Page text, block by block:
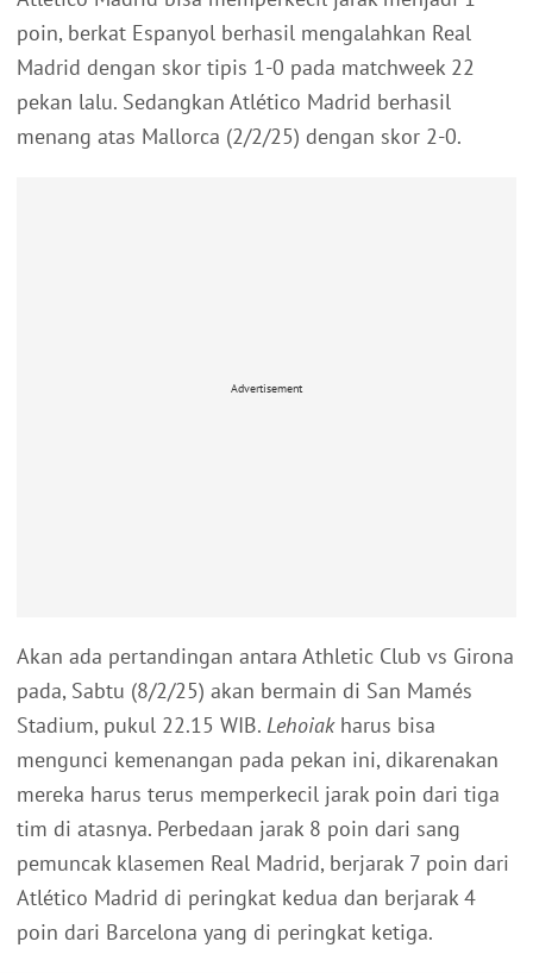
poin, berkat Espanyol berhasil mengalahkan Real
Madrid dengan skor tipis 1-0 pada matchweek 22
pekan lalu. Sedangkan Atlético Madrid berhasil
menang atas Mallorca (2/2/25) dengan skor 2-0.
Advertisement
Akan ada pertandingan antara Athletic Club vs Girona
pada, Sabtu (8/2/25) akan bermain di San Mamés
Stadium, pukul 22.15 WIB. Lehoiakharus bisa
mengunci kemenangan pada pekan ini, dikarenakan
mereka harus terus memperkecil jarak poin dari tiga
tim di atasnya. Perbedaan jarak 8 poin dari sang
pemuncak klasemen Real Madrid, berjarak 7 poin dari
Atlético Madrid di peringkat kedua dan berjarak 4
poin dari Barcelona yang di peringkat ketiga.